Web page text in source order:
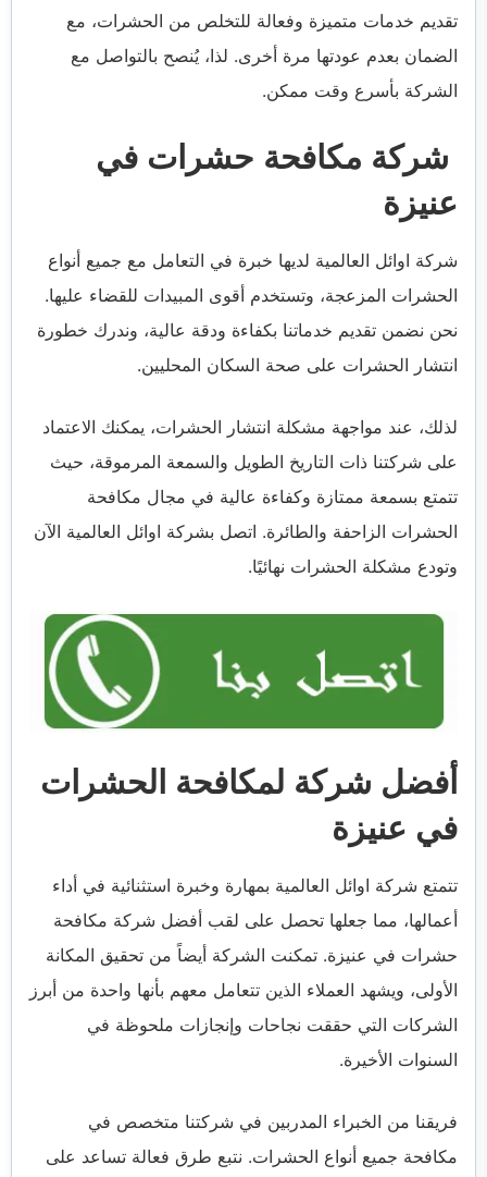
تقديم خدمات متميزة وفعالة للتخلص من الحشرات، مع
الضمان بعدم عودتها مرة أخرى. لذا، يُنصح بالتواصل مع
الشركة بأسرع وقت ممكن.
شركة مكافحة حشرات في
عنيزة
شركة اوائل العالمية لديها خبرة في التعامل مع جميع أنواع
الحشرات المزعجة، وتستخدم أقوى المبيدات للقضاء عليها.
نحن نضمن تقديم خدماتنا بكفاءة ودقة عالية، وندرك خطورة
انتشار الحشرات على صحة السكان المحليين.
لذلك، عند مواجهة مشكلة انتشار الحشرات، يمكنك الاعتماد
على شركتنا ذات التاريخ الطويل والسمعة المرموقة، حيث
تتمتع بسمعة ممتازة وكفاءة عالية في مجال مكافحة
الحشرات الزاحفة والطائرة. اتصل بشركة اوائل العالمية الآن
وتودع مشكلة الحشرات نهائيًا.
أفضل شركة لمكافحة الحشرات
في عنيزة
تتمتع شركة اوائل العالمية بمهارة وخبرة استثنائية في أداء
أعمالها، مما جعلها تحصل على لقب أفضل شركة مكافحة
حشرات في عنيزة. تمكنت الشركة أيضاً من تحقيق المكانة
الأولى، ويشهد العملاء الذين تتعامل معهم بأنها واحدة من أبرز
الشركات التي حققت نجاحات وإنجازات ملحوظة في
السنوات الأخيرة.
فريقنا من الخبراء المدربين في شركتنا متخصص في
مكافحة جميع أنواع الحشرات. نتبع طرق فعالة تساعد على